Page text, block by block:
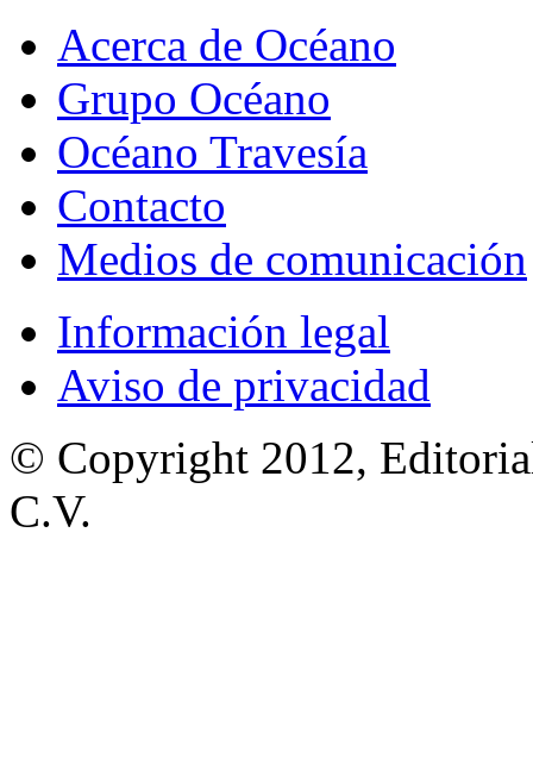
Acerca de Océano
Grupo Océano
Océano Travesía
Contacto
Medios de comunicación
Información legal
Aviso de privacidad
© Copyright 2012,
C.V.